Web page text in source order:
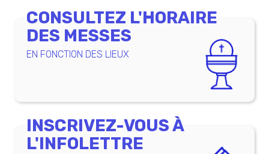
CONSULTEZ L'HORAIRE
DES MESSES
EN FONCTION DES LIEUX
INSCRIVEZ-VOUS À
L'INFOLETTRE